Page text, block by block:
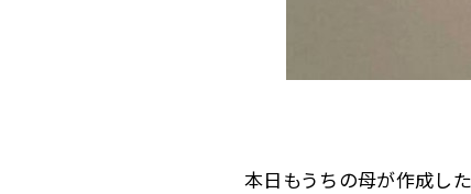
本日もうちの母が作成し